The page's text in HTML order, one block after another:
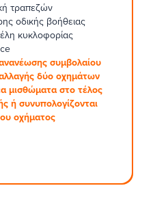
τραπεζών
οδικής βοήθειας
κυκλοφορίας
συμβολαίου
δύο οχημάτων
μισθώματα στο τέλος
ή συνυπολογίζονται
οχήματος